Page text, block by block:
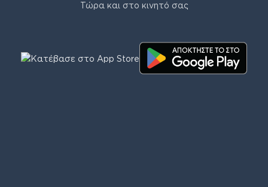
Τώρα και στο κινητό σας